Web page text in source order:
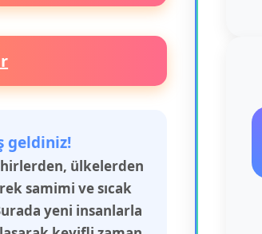
geldiniz!
ülkelerden
samimi ve sıcak
yeni insanlarla